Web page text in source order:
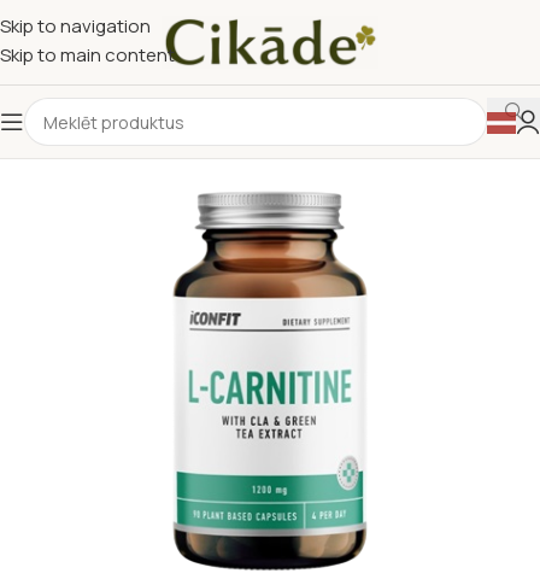
Skip to navigation
Skip to main content